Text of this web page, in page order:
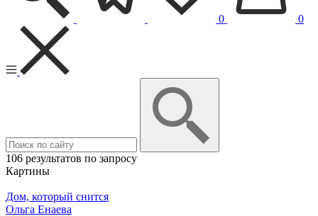
0 0
106 результатов по запросу
Картины
Дом, который снится
Ольга Енаева